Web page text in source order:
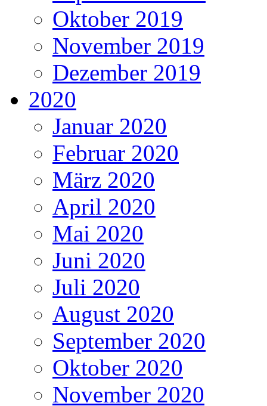
Oktober 2019
November 2019
Dezember 2019
2020
Januar 2020
Februar 2020
März 2020
April 2020
Mai 2020
Juni 2020
Juli 2020
August 2020
September 2020
Oktober 2020
November 2020